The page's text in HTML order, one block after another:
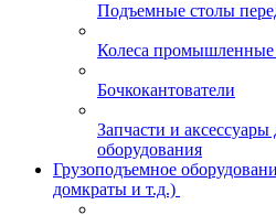
Подъемные столы
Колеса промышленные
Бочкокантователи
Запчасти и аксессуары
оборудования
Грузоподъемное
домкраты и т.д.)